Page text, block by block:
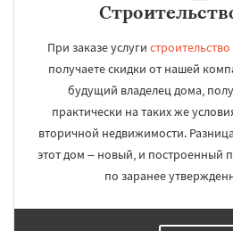
При заказе услуги
получаете скидки от нашей
будущий владелец дома,
практически на таких же
вторичной недвижимости.
этот дом – новый, и построенный
по заранее